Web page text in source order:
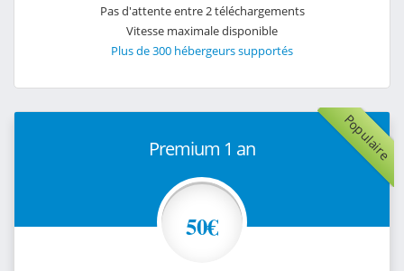
Pas d'attente entre 2 téléchargements
Vitesse maximale disponible
Plus de 300 hébergeurs supportés
Populaire
Premium 1 an
50€